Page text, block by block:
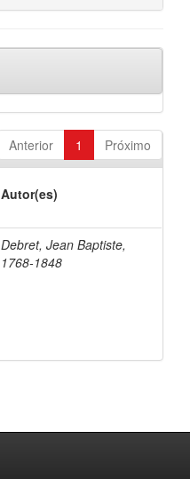
Anterior 1 Próximo
Autor(es)
Debret, Jean Baptiste,
1768-1848